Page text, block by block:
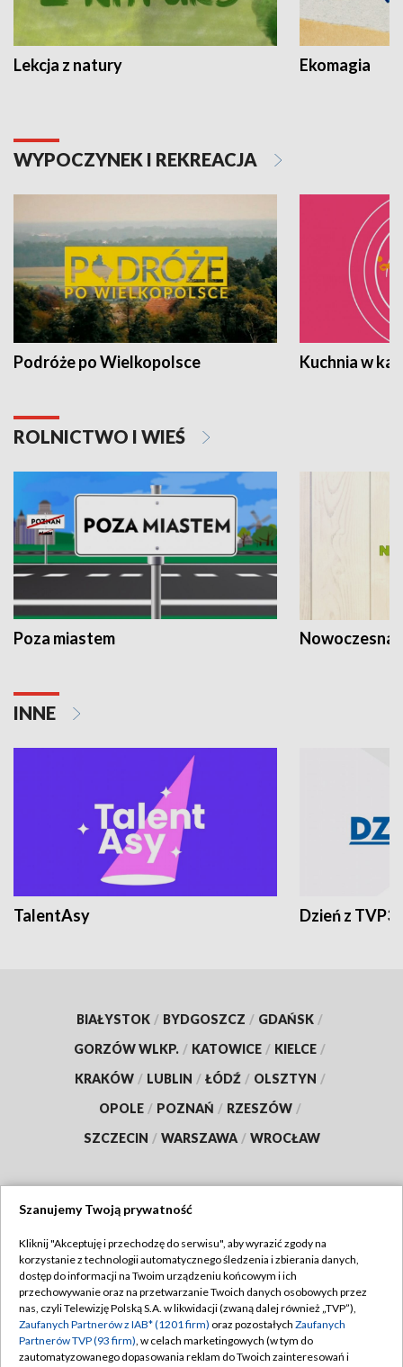
Lekcja z natury Ekomagia
WYPOCZYNEK I REKREACJA
Podróże po Wielkopolsce Kuchnia w
ROLNICTWO I WIEŚ
Poza miastem Nowoczesna
INNE
TalentAsy Dzień z TVP3
BIAŁYSTOK / BYDGOSZCZ / GDAŃSK /
GORZÓW WLKP. / KATOWICE / KIELCE /
KRAKÓW / LUBLIN / ŁÓDŹ / OLSZTYN /
OPOLE / POZNAŃ / RZESZÓW /
SZCZECIN / WARSZAWA / WROCŁAW
TVP
Abonament TVP
Emisja w TVP
Centrum informacji TVP
Regulamin TVP
Polityka prywatności
Moje zgody
Szanujemy Twoją prywatność
Kliknij "Akceptuję i przechodzę do serwisu", aby wyrazić zgody na
korzystanie z technologii automatycznego śledzenia i zbierania danych,
dostęp do informacji na Twoim urządzeniu końcowym i ich
przechowywanie oraz na przetwarzanie Twoich danych osobowych przez
nas, czyli Telewizję Polską S.A. w likwidacji (zwaną dalej również „TVP”),
Zaufanych Partnerów z IAB* (1201 firm) oraz pozostałych Zaufanych
Partnerów TVP (93 firm), w celach marketingowych (w tym do
zautomatyzowanego dopasowania reklam do Twoich zainteresowań i